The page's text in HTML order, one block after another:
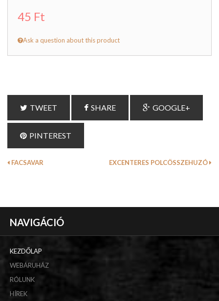
45 Ft
Ask a question about this product
TWEET SHARE GOOGLE+
PINTEREST
FACSAVAR EXCENTERES POLCÖSSZEHUZÓ
NAVIGÁCIÓ
KEZDŐLAP
WEBÁRUHÁZ
RÓLUNK
HÍREK